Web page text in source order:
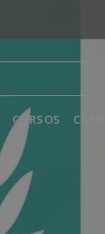
CURSOS